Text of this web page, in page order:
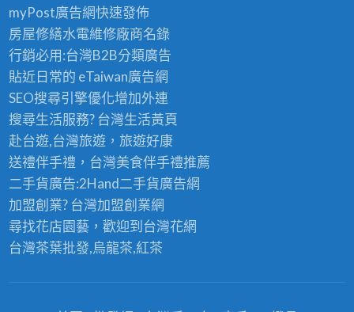
myPost廣告網快速發佈
房屋修繕水電維修廠商名錄
行銷必用:台灣B2B分類廣告
貼近日常的 eTaiwan廣告網
SEO搜尋引擎優化增加外連
搜尋生活服務? 台灣生活黃頁
赴台遊,台灣旅遊，旅遊好康
送禮伴手禮，台灣美食伴手禮推薦
二手貨廣告:2Hand二手貨廣告網
加盟創業? 台灣加盟創業網
尋找花店園藝，歡迎到 台灣花網
台灣茶葉批發,烏龍茶,紅茶